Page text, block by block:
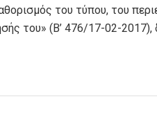
του τύπου, του
του» (Β’ 476/17-02-2017),